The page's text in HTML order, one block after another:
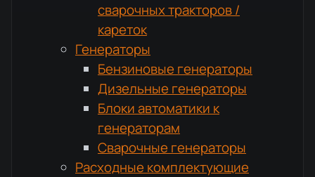
сварочных тракторов /
кареток
Генераторы
Бензиновые генераторы
Дизельные генераторы
Блоки автоматики к
генераторам
Сварочные генераторы
Расходные комплектующие